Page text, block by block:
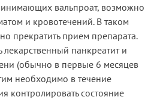
вальпроат, возможно
и кровотечений. В таком
прекратить прием препарата.
лекарственный панкреатит и
(обычно в первые 6 месяцев
необходимо в течение
контролировать состояние